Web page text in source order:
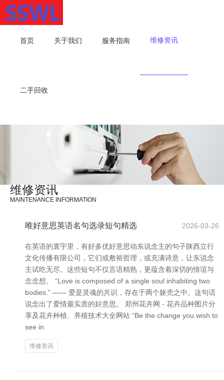
首页 关于我们 服务指南 维修资讯
二手回收
维修资讯
MAINTENANCE INFORMATION
唯好意思英语名句选录短句精选 2026-03-26
在英语的寰宇里，有好多优好意思动东说念主的句子陕西立行
文化传播有限公司，它们或敷裕哲理，或充满诗意，让东说念
主试吃无尽。这些短句不仅言语精熟，更蕴含着深切的情谊与
念念想。 “Love is composed of a single soul inhabiting two
bodies.” —— 爱是灵魂的共识，存在于两个躯壳之中。这句话
说念出了爱情最实质的好意思。 郑州花卉网 - 花卉品种图片分
享及花卉种植、养殖技术大全网站 “Be the change you wish to
see in
维修资讯